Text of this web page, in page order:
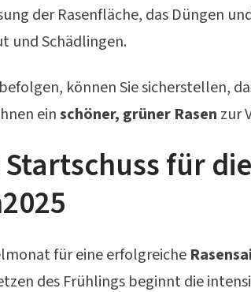
der Rasenfläche, das Düngen
und Schädlingen.
können Sie sicherstellen,
einschöner, grüner Rasen zur
für die
für eine erfolgreiche
des Frühlings beginnt die